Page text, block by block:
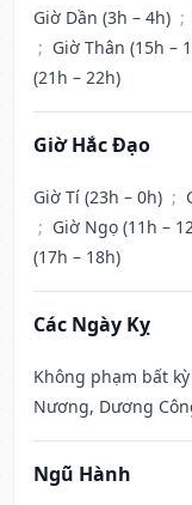
Giờ Dần (3h – 4h) ;
; Giờ Thân (15h –
(21h – 22h)
Giờ Hắc Đạo
Giờ Tí (23h – 0h) ;
; Giờ Ngọ (11h –
(17h – 18h)
Các Ngày Kỵ
Không phạm bất
Nương, Dương
Ngũ Hành